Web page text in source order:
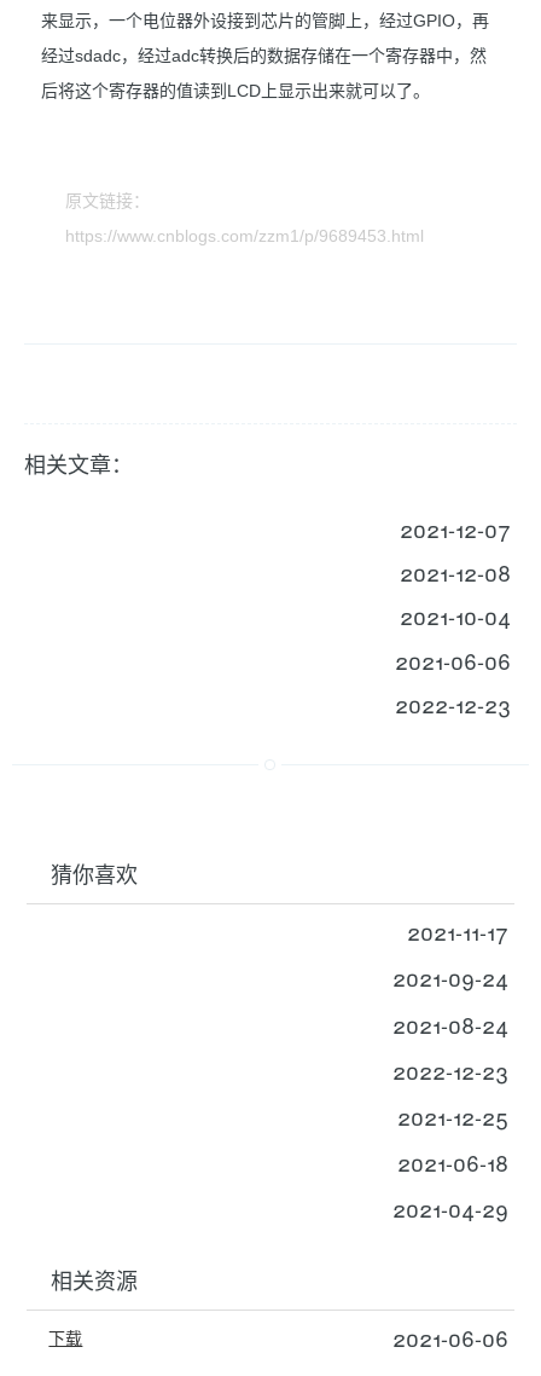
来显示，一个电位器外设接到芯片的管脚上，经过GPIO，再
经过sdadc，经过adc转换后的数据存储在一个寄存器中，然
后将这个寄存器的值读到LCD上显示出来就可以了。
原文链接：
https://www.cnblogs.com/zzm1/p/9689453.html
相关文章：
2021-12-07
2021-12-08
2021-10-04
2021-06-06
2022-12-23
猜你喜欢
2021-11-17
2021-09-24
2021-08-24
2022-12-23
2021-12-25
2021-06-18
2021-04-29
相关资源
下载 2021-06-06